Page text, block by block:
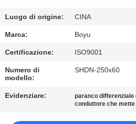
CONTATTICI
NOTIZIE
RICHIEDA
Luogo di origine: CINA
Marca: Boyu
Certificazione: ISO9001
Numero di
modello:
SHDN-250x60
Evidenziare: paranco
conduttore che